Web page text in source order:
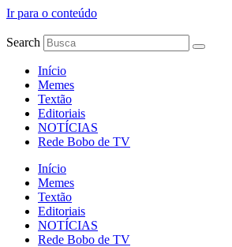
Ir para o conteúdo
Search
Início
Memes
Textão
Editoriais
NOTÍCIAS
Rede Bobo de TV
Início
Memes
Textão
Editoriais
NOTÍCIAS
Rede Bobo de TV